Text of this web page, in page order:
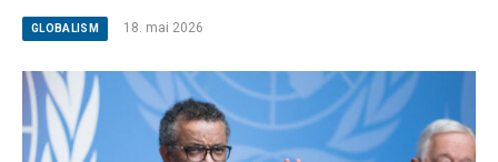
GLOBALISM 18. mai 2026